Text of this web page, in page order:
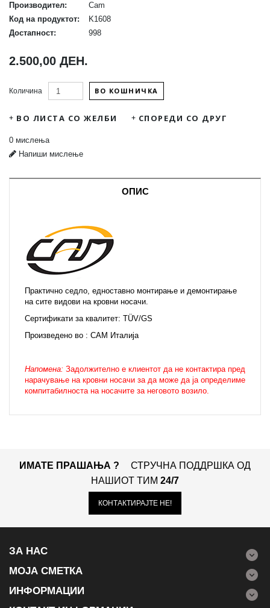
Производител:
Cam
Код на продуктот:
K1608
Достапност:
998
2.500,00 ДЕН.
Количина ВО КОШНИЧКА
ВО ЛИСТА СО ЖЕЛБИ СПОРЕДИ СО ДРУГ
0 мислења
Напиши мислење
ОПИС
Практично седло, едноставно монтирање и демонтирање
на сите видови на кровни носачи.
Сертификати за квалитет: TÜV/GS
Произведено во : CAM Италија
Напомена: Задолжително е клиентот да не контактира пред
нарачување на кровни носачи за да може да ја определиме
компитабилноста на носачите за неговото возило.
ИМАТЕ ПРАШАЊА ?
СТРУЧНА ПОДДРШКА ОД
НАШИОТ ТИМ 24/7
КОНТАКТИРАЈТЕ НЕ!
ЗА НАС
МОЈА СМЕТКА
ИНФОРМАЦИИ